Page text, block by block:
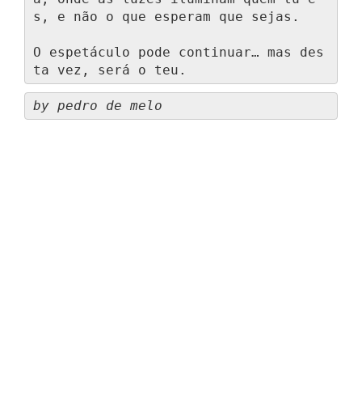
s, e não o que esperam que sejas.
O espetáculo pode continuar… mas des
ta vez, será o teu.
by pedro de melo